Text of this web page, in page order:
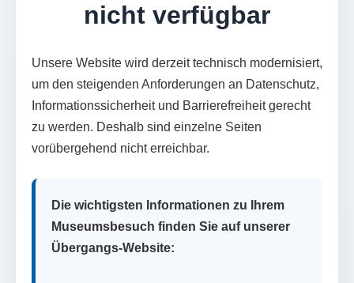
nicht verfügbar
Unsere Website wird derzeit technisch modernisiert,
um den steigenden Anforderungen an Datenschutz,
Informationssicherheit und Barrierefreiheit gerecht
zu werden. Deshalb sind einzelne Seiten
vorübergehend nicht erreichbar.
Die wichtigsten Informationen zu Ihrem
Museumsbesuch finden Sie auf unserer
Übergangs-Website: